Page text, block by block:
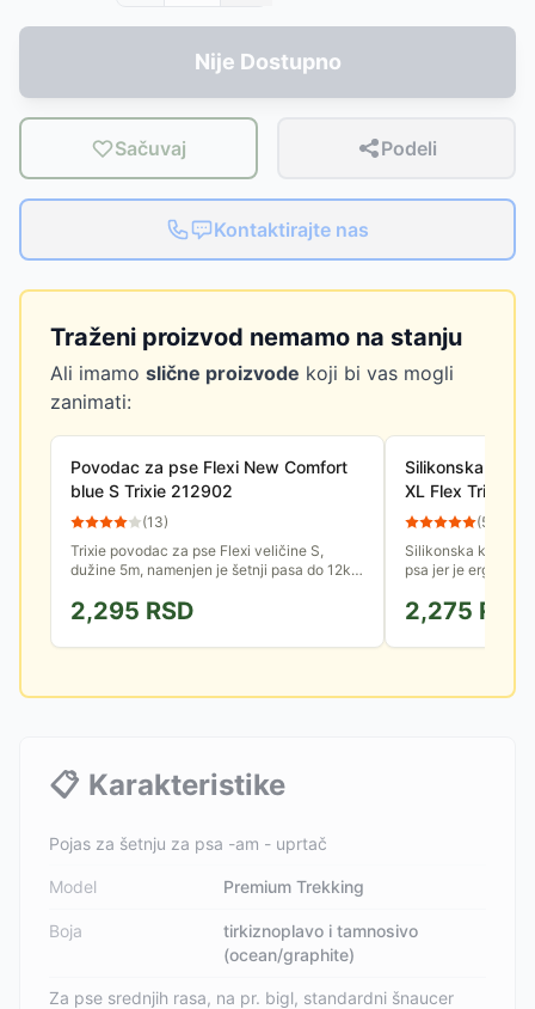
Nije Dostupno
Sačuvaj Podeli
Kontaktirajte nas
Traženi proizvod nemamo na stanju
Ali imamo slične proizvode koji bi vas mogli
zanimati:
Povodac za pse Flexi New Comfort
blue S Trixie 212902
(13)
Trixie povodac za pse Flexi veličine S,
dužine 5m, namenjen je šetnji pasa do 12kg
reflektujućim...
2,295 RSD
Silikonska
XL Flex Trixie
(57
Silikonska korpa
psa jer je
gutanje
2,275 RSD
📋 Karakteristike
Pojas za šetnju za psa -am - uprtač
Model Premium Trekking
Boja
tirkiznoplavo i tamnosivo
(ocean/graphite)
Za pse srednjih rasa, na pr. bigl, standardni šnaucer